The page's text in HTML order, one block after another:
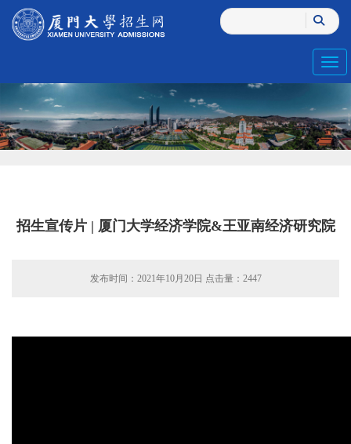
招生宣传片 | 厦门大学经济学院&王亚南经济研究院
发布时间：2021年10月20日 点击量： 2447